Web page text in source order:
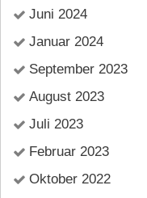
Juni 2024
Januar 2024
September 2023
August 2023
Juli 2023
Februar 2023
Oktober 2022